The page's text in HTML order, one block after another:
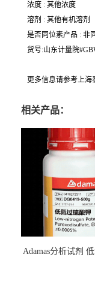
浓度 : 其他浓度
溶剂 : 其他有机溶剂
是否同位素产品 : 非
货号:山东计量院
更多信息请参考上海
相关产品：
Adamas分析试剂